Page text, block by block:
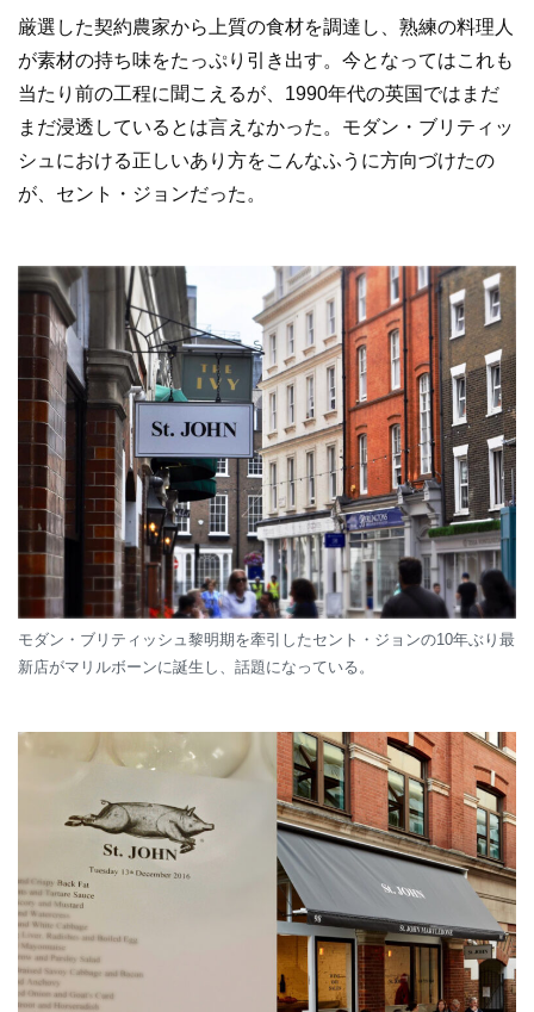
厳選した契約農家から上質の食材を調達し、熟練の料理人
が素材の持ち味をたっぷり引き出す。今となってはこれも
当たり前の工程に聞こえるが、1990年代の英国ではまだ
まだ浸透しているとは言えなかった。モダン・ブリティッ
シュにおける正しいあり方をこんなふうに方向づけたの
が、セント・ジョンだった。
モダン・ブリティッシュ黎明期を牽引したセント・ジョンの10年ぶり最
新店がマリルボーンに誕生し、話題になっている。